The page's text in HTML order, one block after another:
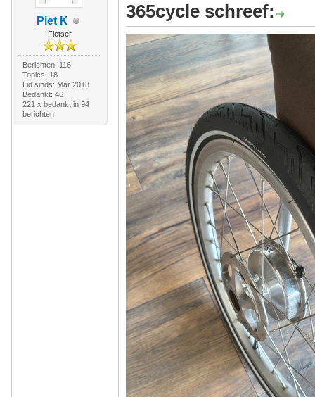
Piet K
Fietser
Berichten: 116
Topics: 18
Lid sinds: Mar 2018
Bedankt: 46
221 x bedankt in 94
berichten
365cycle schreef: